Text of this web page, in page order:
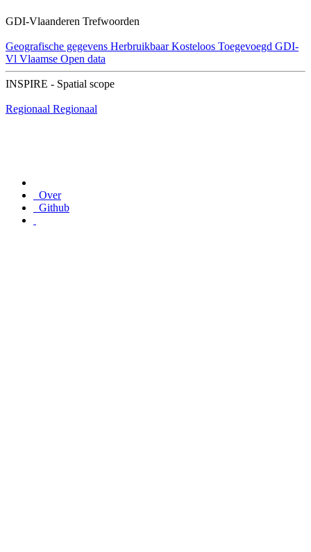
GDI-Vlaanderen Trefwoorden
Geografische gegevens Herbruikbaar Kosteloos Toegevoegd GDI-
Vl Vlaamse Open data
INSPIRE - Spatial scope
Regionaal Regionaal
Over
Github